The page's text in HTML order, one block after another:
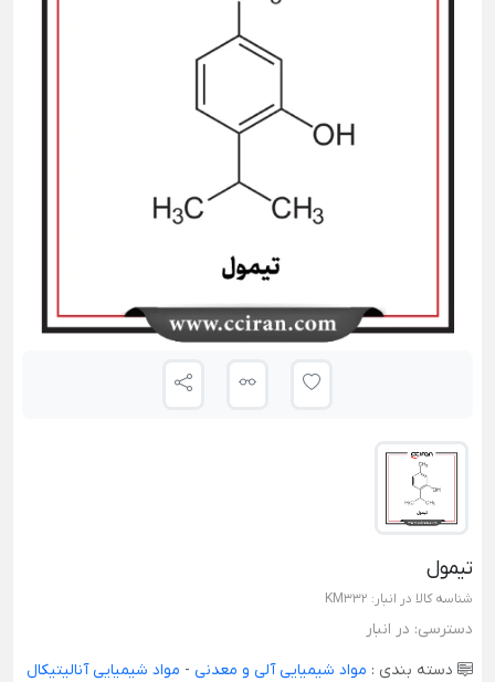
تیمول
شناسه کالا در انبار: KM332
دسترسی: در انبار
دسته بندی : مواد شیمیایی آلی و معدنی - مواد شیمیایی آنالیتیکال